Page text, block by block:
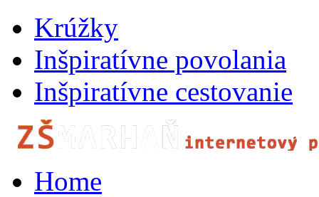
Krúžky
Inšpiratívne povolania
Inšpiratívne cestovanie
Home